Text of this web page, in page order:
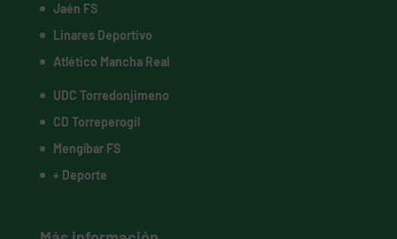
Jaén FS
Linares Deportivo
Atlético Mancha Real
UDC Torredonjimeno
CD Torreperogil
Mengíbar FS
+ Deporte